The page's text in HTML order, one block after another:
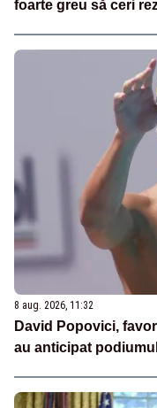
foarte greu să ceri
8 aug. 2026, 11:32
David Popovici,
au anticipat podiumul